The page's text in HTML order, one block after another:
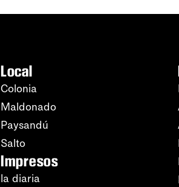
Local
Colonia
Maldonado
Paysandú
Salto
Impresos
la diaria